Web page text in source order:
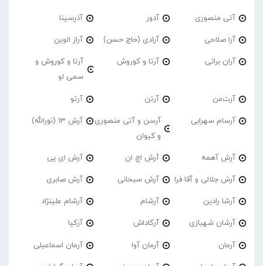
آتی منصوری آدور آذرسینا
آرا صلاحی آرادی (حاج حسن) آراز الوین
آران براتی آرتا و کوروش
آرتا و کوروش و
سمی لو
آرت‌من آرتن آرتو
آرسام سهرابی
آرسن و آتی منصوری
و کیوان
آرش 13 (نورالله)
آرش آهمه آرش اچ ان آرش ای پی
آرش جلالی و آقا فرا آرش سبحانی آرش صابری
آرشا رادین آرشام آرشام علینژاد
آرشان شهبازی آرکاداش آرکیا
آرمان آرمان آوا آرمان اسماعیلی